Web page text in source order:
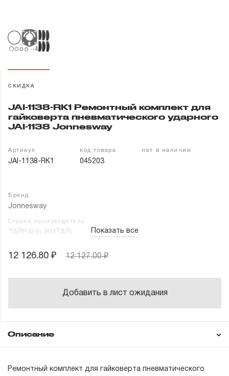
Гарантия и сервис
Доставка и оплата
Контакты
СКИДКА
JAI-1138-RK1 Ремонтный комплект для
гайковерта пневматического ударного
JAI-1138 Jonnesway
Артикул
JAI-1138-RK1
код товара
045203
нет в наличии
Бренд
Jonnesway
Страна производитель
ТАЙВАНЬ (КИТАЙ) Показать все
12 126.80 ₽ 12 127.00 ₽
Добавить в лист ожидания
Описание
Ремонтный комплект для гайковерта пневматического